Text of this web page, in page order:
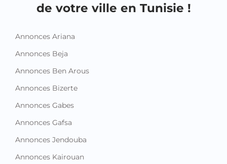
de votre ville en Tunisie !
Annonces Ariana
Annonces Beja
Annonces Ben Arous
Annonces Bizerte
Annonces Gabes
Annonces Gafsa
Annonces Jendouba
Annonces Kairouan